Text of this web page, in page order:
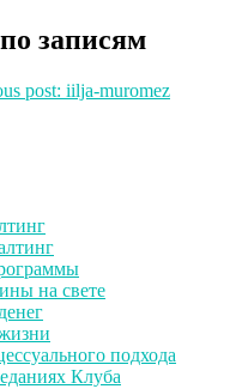
записям
post: iilja-muromez
на свете
подхода
Клуба